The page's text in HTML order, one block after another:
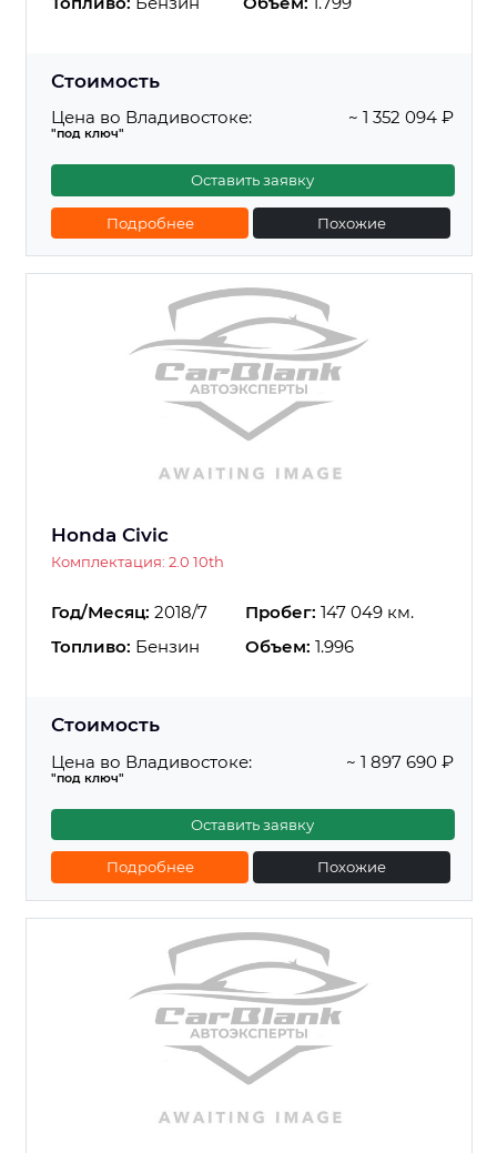
Стоимость
Цена во Владивостоке:
"под ключ"
~ 1 352 094 ₽
Оставить заявку
Подробнее Похожие
Honda Civic
Комплектация: 2.0 10th
Год/Месяц: 2018/7 Пробег: 147 049 км.
Топливо: Бензин Объем: 1.996
Стоимость
Цена во Владивостоке:
"под ключ"
~ 1 897 690 ₽
Оставить заявку
Подробнее Похожие